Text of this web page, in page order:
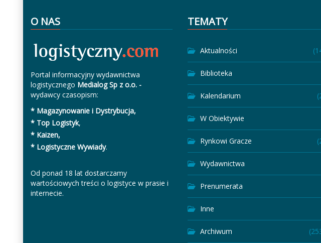
O NAS
Portal informacyjny wydawnictwa
logistycznego Medialog Sp z o.o. -
wydawcy czasopism:
* Magazynowanie i Dystrybucja,
* Top Logistyk,
* Kaizen,
* Logistyczne Wywiady.
Od ponad 18 lat dostarczamy
wartościowych treści o logistyce w prasie i
internecie.
TEMATY
Aktualności
Biblioteka
Kalendarium
W Obiektywie
Rynkowi Gracze
Wydawnictwa
Prenumerata
Inne
Archiwum